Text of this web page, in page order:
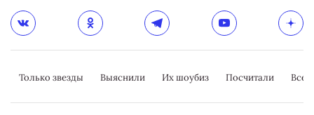
Только звезды Выяснили Их шоубиз Посчитали